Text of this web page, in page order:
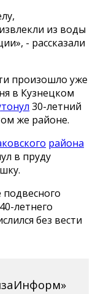
из воды
- рассказали
произошло уже
в Кузнецком
30-летний
же районе.
района
в пруду
40-летнего
без вести